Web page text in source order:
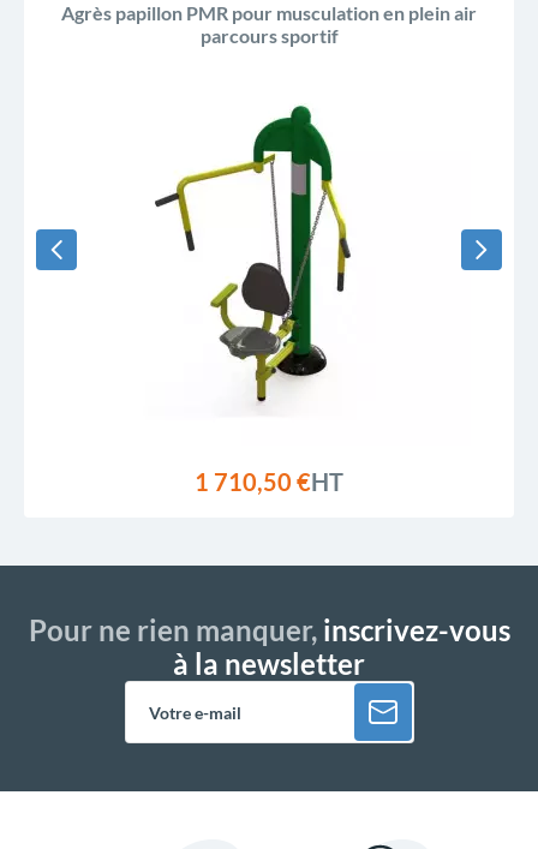
Agrès papillon PMR pour musculation en plein air
parcours sportif
1 710,50 €HT
Pour ne rien manquer,inscrivez-vous
à la newsletter